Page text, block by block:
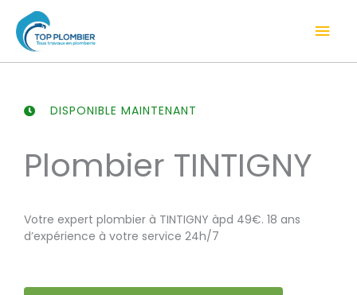
contenu
DISPONIBLE MAINTENANT
Plombier TINTIGNY
Votre expert plombier à TINTIGNY àpd 49€. 18 ans
d’expérience à votre service 24h/7